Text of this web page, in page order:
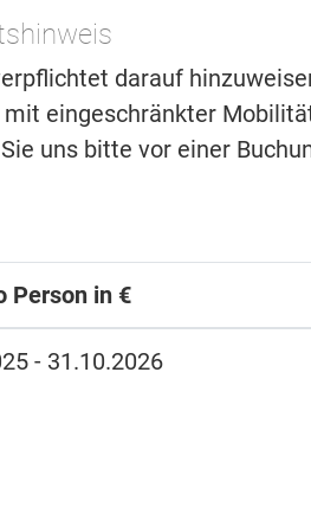
darauf
mit eingeschränkter
uns bitte vor einer
Person in €
- 31.10.2026